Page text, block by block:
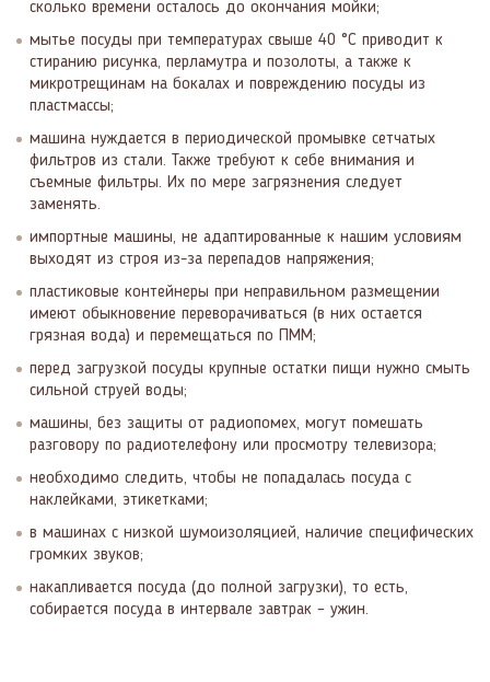
сколько времени осталось до окончания мойки;
мытье посуды при температурах свыше 40 °С приводит к
стиранию рисунка, перламутра и позолоты, а также к
микротрещинам на бокалах и повреждению посуды из
пластмассы;
машина нуждается в периодической промывке сетчатых
фильтров из стали. Также требуют к себе внимания и
съемные фильтры. Их по мере загрязнения следует
заменять.
импортные машины, не адаптированные к нашим условиям
выходят из строя из-за перепадов напряжения;
пластиковые контейнеры при неправильном размещении
имеют обыкновение переворачиваться (в них остается
грязная вода) и перемещаться по ПММ;
перед загрузкой посуды крупные остатки пищи нужно смыть
сильной струей воды;
машины, без защиты от радиопомех, могут помешать
разговору по радиотелефону или просмотру телевизора;
необходимо следить, чтобы не попадалась посуда с
наклейками, этикетками;
в машинах с низкой шумоизоляцией, наличие специфических
громких звуков;
накапливается посуда (до полной загрузки), то есть,
собирается посуда в интервале завтрак – ужин.